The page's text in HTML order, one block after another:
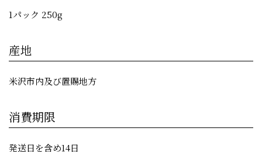
1パック 250g
産地
米沢市内及び置賜地方
消費期限
発送日を含め14日